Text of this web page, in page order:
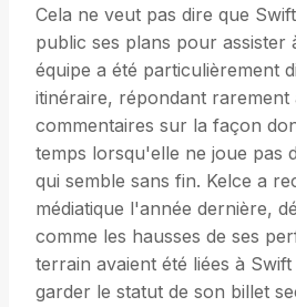
Cela ne veut pas dire que
public ses plans pour assister
équipe a été particulièrement
itinéraire, répondant rarement
commentaires sur la façon
temps lorsqu'elle ne joue pas
qui semble sans fin. Kelce a
médiatique l'année dernière,
comme les hausses de ses
terrain avaient été liées à
garder le statut de son billet